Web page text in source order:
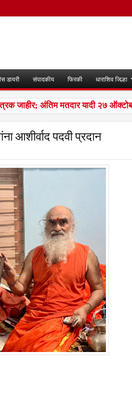
डायरी संपादकीय फिरकी धाराशिव जिल्हा
अंतिम मतदार यादी २७ ऑक्टोबरला
आशीर्वाद पदवी प्रदान